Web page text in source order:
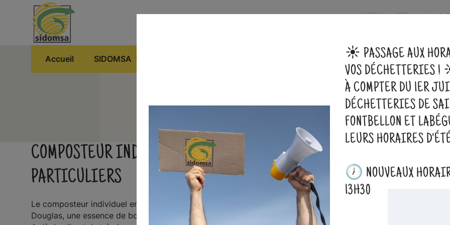
Accueil SIDOMSA Déchetteries Compostage
Compostage Individuel
COMPOSTAGE INDIVIDUEL
COMPOSTEUR INDIVIDUEL EN BOIS POUR LES
PARTICULIERS
Le composteur individuel en bois a un volume de 350 litres. Fabriqué en
Douglas, une essence de bois très résistante et produit localement en
LES CONDITIONS
☀️ PASSAGE AUX
VOS DÉCHETTERIES
À COMPTER DU 1ER
DÉCHETTERIES DE
FONTBELLON ET
LEURS HORAIRES
🕖 NOUVEAUX
13H30
Panneau de gestion des cookies